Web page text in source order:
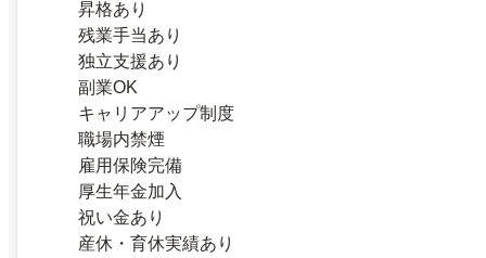
昇格あり
残業手当あり
独立支援あり
副業OK
キャリアアップ制度
職場内禁煙
雇用保険完備
厚生年金加入
祝い金あり
産休・育休実績あり